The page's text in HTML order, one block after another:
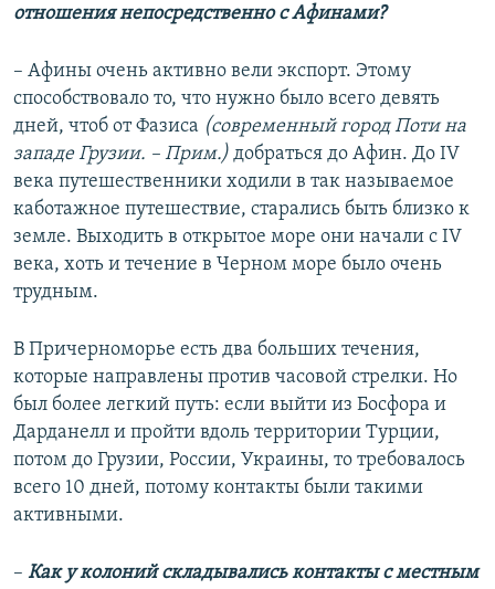
отношения непосредственно с Афинами?
– Афины очень активно вели экспорт. Этому
способствовало то, что нужно было всего девять
дней, чтоб от Фазиса (современный город Поти на
западе Грузии. – Прим.) добраться до Афин. До IV
века путешественники ходили в так называемое
каботажное путешествие, старались быть близко к
земле. Выходить в открытое море они начали с IV
века, хоть и течение в Черном море было очень
трудным.
В Причерноморье есть два больших течения,
которые направлены против часовой стрелки. Но
был более легкий путь: если выйти из Босфора и
Дарданелл и пройти вдоль территории Турции,
потом до Грузии, России, Украины, то требовалось
всего 10 дней, потому контакты были такими
активными.
– Как у колоний складывались контакты с местным